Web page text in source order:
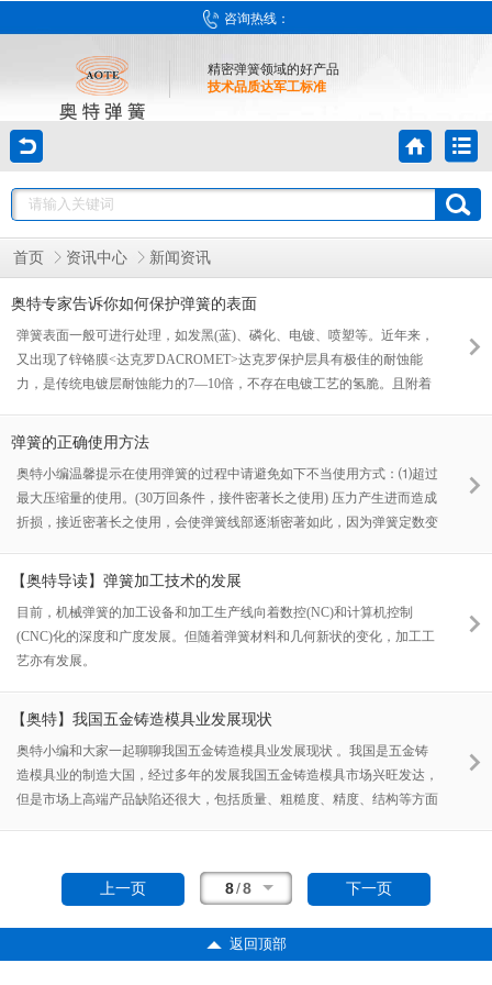
咨询热线：
精密弹簧领域的好产品
技术品质达军工标准
首页 资讯中心 新闻资讯
奥特专家告诉你如何保护弹簧的表面
弹簧表面一般可进行处理，如发黑(蓝)、磷化、电镀、喷塑等。近年来，
又出现了锌铬膜<达克罗DACROMET>达克罗保护层具有极佳的耐蚀能
力，是传统电镀层耐蚀能力的7—10倍，不存在电镀工艺的氢脆。且附着
弹簧的正确使用方法
奥特小编温馨提示在使用弹簧的过程中请避免如下不当使用方式：⑴超过
最大压缩量的使用。(30万回条件，接件密著长之使用) 压力产生进而造成
折损，接近密著长之使用，会使弹簧线部逐渐密著如此，因为弹簧定数变
30万回。
【奥特导读】弹簧加工技术的发展
目前，机械弹簧的加工设备和加工生产线向着数控(NC)和计算机控制
(CNC)化的深度和广度发展。但随着弹簧材料和几何新状的变化，加工工
艺亦有发展。
【奥特】我国五金铸造模具业发展现状
奥特小编和大家一起聊聊我国五金铸造模具业发展现状 。我国是五金铸
造模具业的制造大国，经过多年的发展我国五金铸造模具市场兴旺发达，
但是市场上高端产品缺陷还很大，包括质量、粗糙度、精度、结构等方面
上一页 8/8 下一页
返回顶部